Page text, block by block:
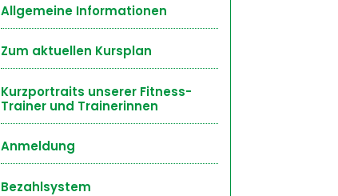
Allgemeine Informationen
Zum aktuellen Kursplan
Kurzportraits unserer Fitness-
Trainer und Trainerinnen
Anmeldung
Bezahlsystem